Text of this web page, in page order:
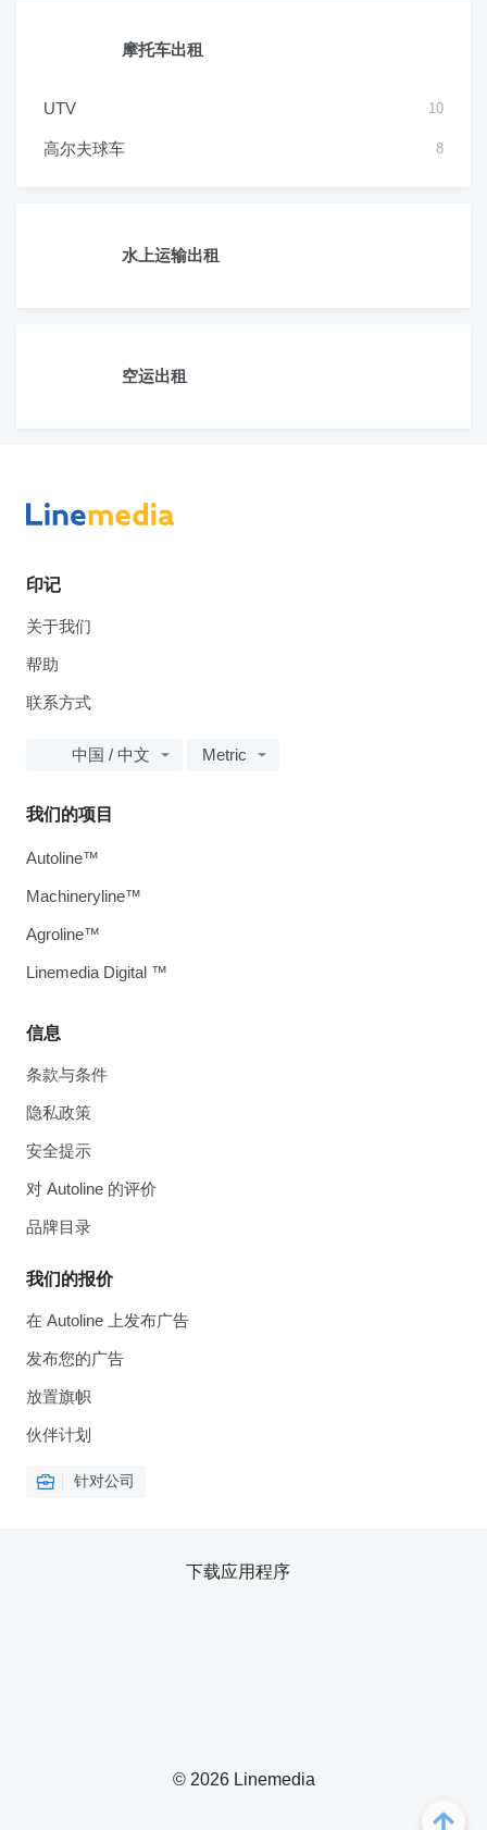
摩托车出租
UTV 10
高尔夫球车 8
水上运输出租
空运出租
印记
关于我们
帮助
联系方式
中国 / 中文 Metric
信息
条款与条件
隐私政策
安全提示
对 Autoline 的评价
品牌目录
我们的报价
在 Autoline 上发布广告
发布您的广告
放置旗帜
伙伴计划
针对公司
我们的项目
Autoline™
Machineryline™
Agroline™
Linemedia Digital ™
© 2026 Linemedia
下载应用程序